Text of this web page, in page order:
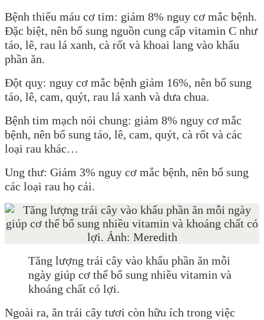
Bệnh thiếu máu cơ tim: giảm 8% nguy cơ mắc bệnh.
Đặc biệt, nên bổ sung nguồn cung cấp vitamin C như
táo, lê, rau lá xanh, cà rốt và khoai lang vào khẩu
phần ăn.
Đột quỵ: nguy cơ mắc bệnh giảm 16%, nên bổ sung
táo, lê, cam, quýt, rau lá xanh và dưa chua.
Bệnh tim mạch nói chung: giảm 8% nguy cơ mắc
bệnh, nên bổ sung táo, lê, cam, quýt, cà rốt và các
loại rau khác…
Ung thư: Giảm 3% nguy cơ mắc bệnh, nên bổ sung
các loại rau họ cải.
Tăng lượng trái cây vào khẩu phần ăn mỗi
ngày giúp cơ thể bổ sung nhiều vitamin và
khoáng chất có lợi.
Ngoài ra, ăn trái cây tươi còn hữu ích trong việc